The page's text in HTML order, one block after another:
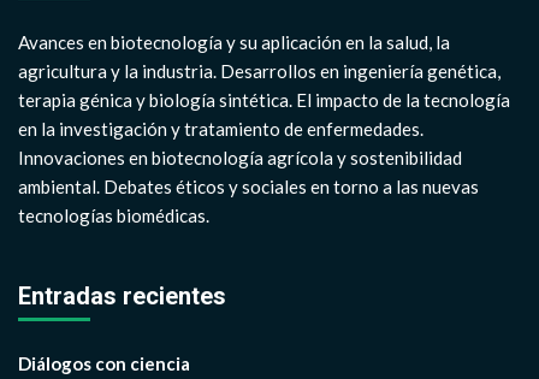
Avances en biotecnología y su aplicación en la salud, la
agricultura y la industria. Desarrollos en ingeniería genética,
terapia génica y biología sintética. El impacto de la tecnología
en la investigación y tratamiento de enfermedades.
Innovaciones en biotecnología agrícola y sostenibilidad
ambiental. Debates éticos y sociales en torno a las nuevas
tecnologías biomédicas.
Entradas recientes
Diálogos con ciencia